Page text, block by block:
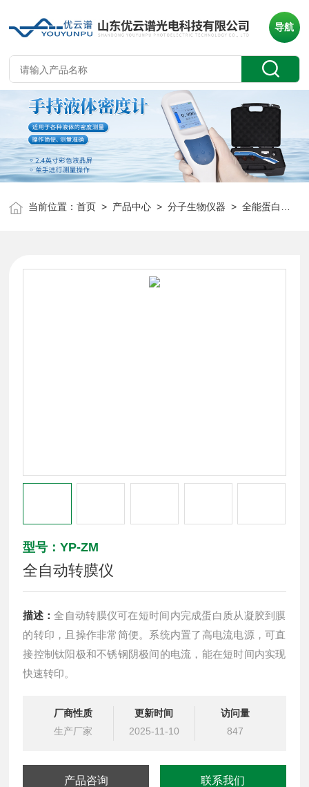
导航
当前位置：首页 > 产品中心 >分子生物仪器 >全能蛋白转膜转印仪
型号：YP-ZM
全自动转膜仪
描述：全自动转膜仪可在短时间内完成蛋白质从凝胶到膜
的转印，且操作非常简便。系统内置了高电流电源，可直
接控制钛阳极和不锈钢阴极间的电流，能在短时间内实现
快速转印。
厂商性质
生产厂家
更新时间
2025-11-10
访问量
847
产品咨询 联系我们